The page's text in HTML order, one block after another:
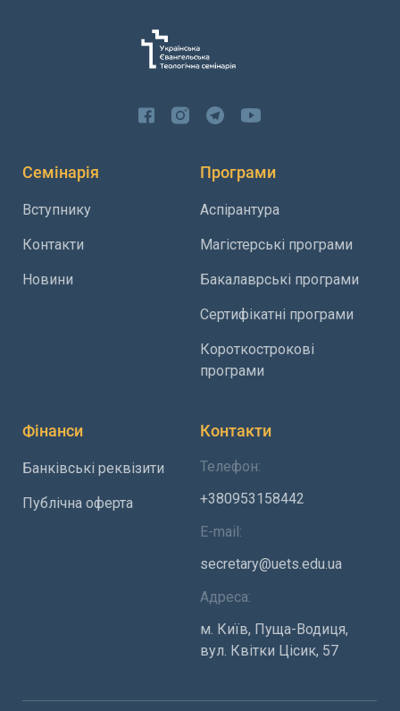
Семінарія
Вступнику
Контакти
Новини
Програми
Аспірантура
Магістерські програми
Бакалаврські програми
Сертифікатні програми
Короткострокові
програми
Фінанси
Банківські реквізити
Публічна оферта
Контакти
Телефон:
+380953158442
E-mail:
secretary@uets.edu.ua
Адреса:
м. Київ, Пуща-Водиця,
вул. Квітки Цісик, 57